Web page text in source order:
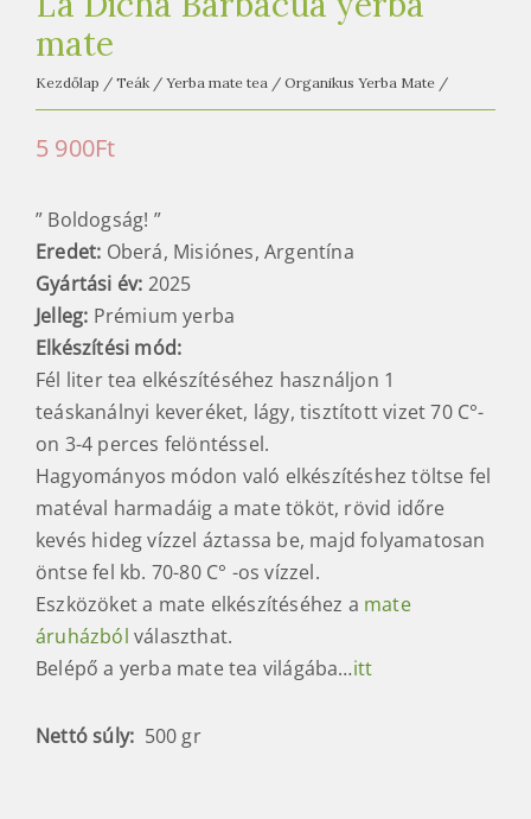
mate
Kezdőlap / Teák / Yerba mate tea / Organikus Yerba Mate /
5 900Ft
” Boldogság! ”
Eredet: Oberá, Misiónes, Argentína
Gyártási év: 2025
Jelleg: Prémium yerba
Elkészítési mód:
Fél liter tea elkészítéséhez használjon 1
teáskanálnyi keveréket, lágy, tisztított vizet 70 C°-
on 3-4 perces felöntéssel.
Hagyományos módon való elkészítéshez töltse fel
matéval harmadáig a mate tököt, rövid időre
kevés hideg vízzel áztassa be, majd folyamatosan
öntse fel kb. 70-80 C° -os vízzel.
Eszközöket a mate elkészítéséhez a mate
áruházból választhat.
Belépő a yerba mate tea világába…itt
Nettó súly: 500 gr